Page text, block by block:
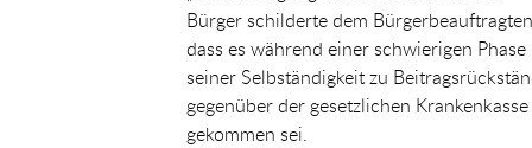
Bürger schilderte dem
dass es während einer schwierigen Phase
seiner Selbständigkeit zu
gegenüber der gesetzlichen Krankenkasse
gekommen sei.